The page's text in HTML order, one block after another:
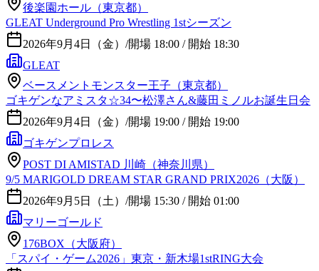
後楽園ホール（東京都）
GLEAT Underground Pro Wrestling 1stシーズン
2026年9月4日（金） /開場 18:00 / 開始 18:30
GLEAT
ベースメントモンスター王子（東京都）
ゴキゲンなアミスタ☆34〜松澤さん&藤田ミノルお誕生日会
2026年9月4日（金） /開場 19:00 / 開始 19:00
ゴキゲンプロレス
POST DI AMISTAD 川崎（神奈川県）
9/5 MARIGOLD DREAM STAR GRAND PRIX2026（大阪）
2026年9月5日（土） /開場 15:30 / 開始 01:00
マリーゴールド
176BOX（大阪府）
「スパイ・ゲーム2026」東京・新木場1stRING大会